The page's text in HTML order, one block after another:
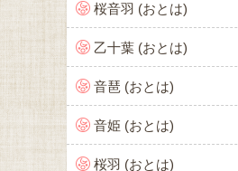
桜音羽 (おとは)
乙十葉 (おとは)
音琶 (おとは)
音姫 (おとは)
桜羽 (おとは)